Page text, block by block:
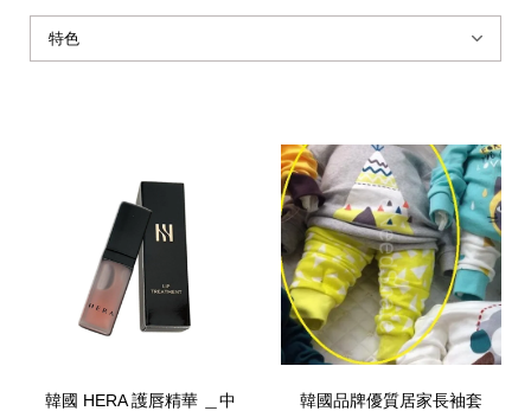
韓國 HERA 護唇精華 ＿中
韓國品牌優質居家長袖套